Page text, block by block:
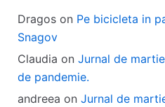
Dragos on Pe bicicleta in
Snagov
Claudia on Jurnal de
de pandemie.
andreea on Jurnal de